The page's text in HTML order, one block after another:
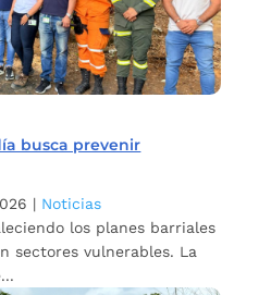
busca prevenir
| Noticias
los planes barriales
sectores vulnerables. La